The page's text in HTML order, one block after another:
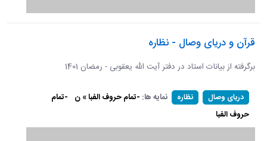
قرآن و دریای وصال - نظاره
برگرفته از بیانات استاد در دفتر آیت الله یعقوبی - رمضان 1401
دریای وصال نظاره نمایه ها: -تمام حروف الفبا » ن -تمام
حروف الفبا